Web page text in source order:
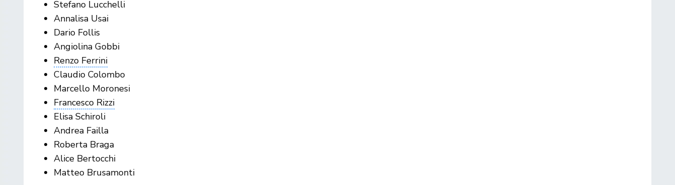
Stefano Lucchelli
Annalisa Usai
Dario Follis
Angiolina Gobbi
Renzo Ferrini
Claudio Colombo
Marcello Moronesi
Francesco Rizzi
Elisa Schiroli
Andrea Failla
Roberta Braga
Alice Bertocchi
Matteo Brusamonti